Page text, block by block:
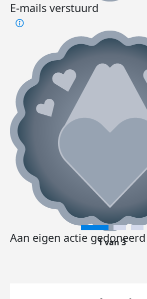
E-mails verstuurd
Aan eigen actie gedoneerd
1 van 3